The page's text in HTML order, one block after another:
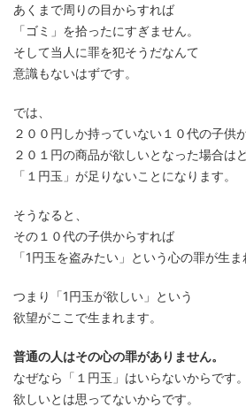
あくまで周りの目からすれば
「ゴミ」を拾ったにすぎません。
そして当人に罪を犯そうだなんて
意識もないはずです。
では、
２００円しか持っていない１０代の子供が
２０１円の商品が欲しいとなった場合は
「１円玉」が足りないことになります。
そうなると、
その１０代の子供からすれば
「1円玉を盗みたい」という心の罪が生ま
つまり「1円玉が欲しい」という
欲望がここで生まれます。
普通の人はその心の罪がありません。
なぜなら「１円玉」はいらないからです。
欲しいとは思ってないからです。